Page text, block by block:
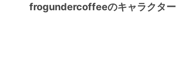
frogundercoffeeのキャラクター